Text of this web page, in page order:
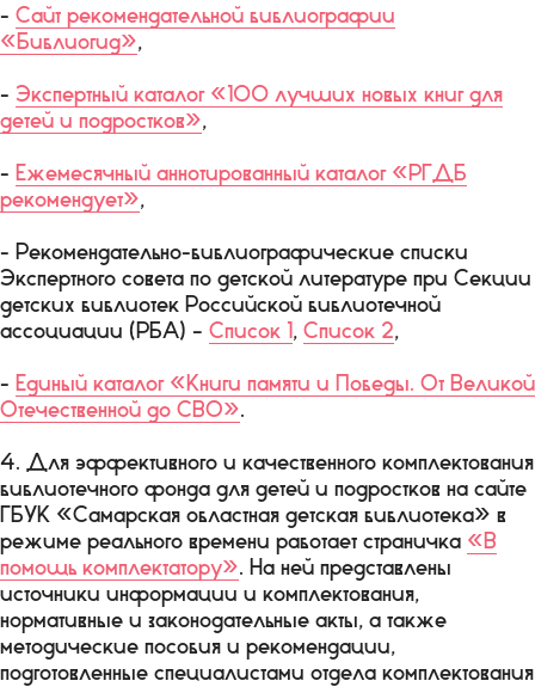
- Сайт рекомендательной библиографии
«Библиогид»,
- Экспертный каталог «100 лучших новых книг для
детей и подростков»,
- Ежемесячный аннотированный каталог «РГДБ
рекомендует»,
- Рекомендательно-библиографические списки
Экспертного совета по детской литературе при Секции
детских библиотек Российской библиотечной
ассоциации (РБА) – Список 1, Список 2,
- Единый каталог «Книги памяти и Победы. От Великой
Отечественной до СВО».
4. Для эффективного и качественного комплектования
библиотечного фонда для детей и подростков на сайте
ГБУК «Самарская областная детская библиотека» в
режиме реального времени работает страничка «В
помощь комплектатору». На ней представлены
источники информации и комплектования,
нормативные и законодательные акты, а также
методические пособия и рекомендации,
подготовленные специалистами отдела комплектования